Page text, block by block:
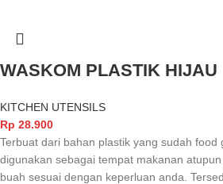
WASKOM PLASTIK HIJAU
KITCHEN UTENSILS
Rp 28.900
Terbuat dari bahan plastik yang sudah food
digunakan sebagai tempat makanan
buah sesuai dengan keperluan anda.